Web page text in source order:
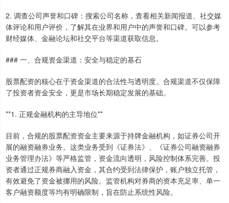
2. 调查公司声誉和口碑：搜索公司名称，查看相关新闻报道、社交媒
体评论和用户评价，了解其在业界和用户中的声誉和口碑。可以参考
财经媒体、金融论坛和社交平台等渠道获取信息。
### 一、合规资金渠道：安全与稳定的基石
股票配资的核心在于资金渠道的合法性与透明度。合规渠道不仅保障
了投资者资金安全，更是市场长期稳定发展的基础。
**1. 正规金融机构的主导地位**
目前，合规的股票配资资金主要来源于持牌金融机构，如证券公司开
展的融资融券业务。这类业务受到《证券法》、《证券公司融资融券
业务管理办法》等严格监管，资金流向透明，风险控制体系完善。投
资者通过正规券商融入资金，其合约受到法律保护，账户独立托管，
有效避免了资金被挪用的风险。监管机构对券商的资本充足率、单一
客户融资额度等均有明确限制，旨在防止系统性风险。